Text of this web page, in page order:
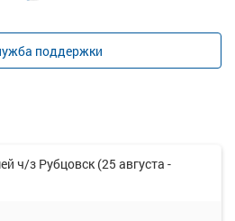
поддержки
ч/з Рубцовск (25 августа -